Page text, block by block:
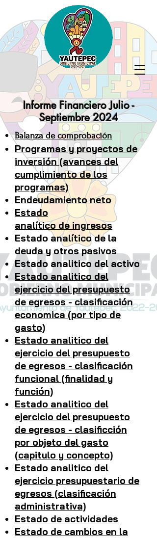
Informe Financiero Julio -
Septiembre 2024
Balanza de comprobación
Programas y proyectos de
inversión (avances del
cumplimiento de los
programas)
Endeudamiento neto
Estado
analítico de ingresos
Estado analítico de la
deuda y otros pasivos
Estado analitico del activo
Estado analitico del
ejercicio del presupuesto
de egresos - clasificación
economica (por tipo de
gasto)
Estado analitico del
ejercicio del presupuesto
de egresos - clasificación
funcional (finalidad y
función)
Estado analitico del
ejercicio del presupuesto
de egresos - clasificción
por objeto del gasto
(capitulo y concepto)
Estado analitico del
ejercicio presupuestario de
egresos (clasificación
administrativa)
Estado de actividades
Estado de cambios en la